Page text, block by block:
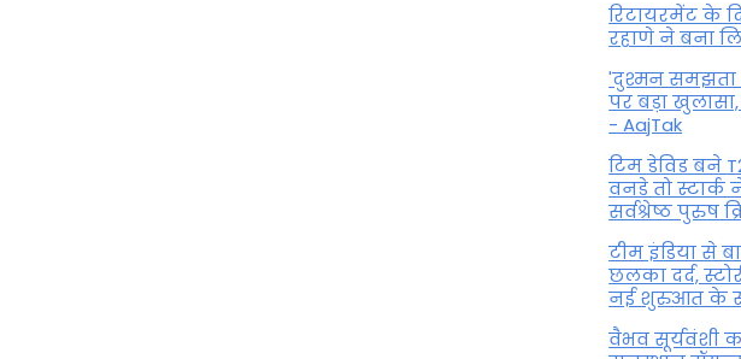
रिटायरमेंट के
रहाणे ने बना
'दुश्मन समझता
पर बड़ा
- AajTak
टिम डेविड बने
वनडे तो स्टार्क
सर्वश्रेष्ठ पुरुष
टीम इंडिया से
छलका दर्द,
नई शुरुआत के
वैभव सूर्यवंशी